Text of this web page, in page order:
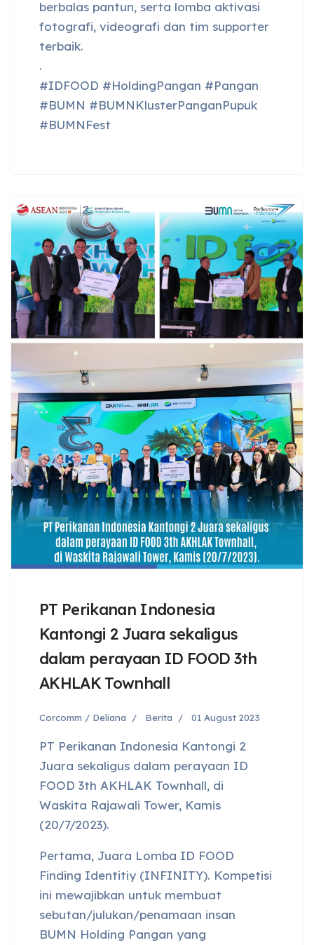
berbalas pantun, serta lomba aktivasi
fotografi, videografi dan tim supporter
terbaik.
.
#IDFOOD #HoldingPangan #Pangan
#BUMN #BUMNKlusterPanganPupuk
#BUMNFest
PT Perikanan Indonesia
Kantongi 2 Juara sekaligus
dalam perayaan ID FOOD 3th
AKHLAK Townhall
Corcomm / Deliana Berita 01 August 2023
PT Perikanan Indonesia Kantongi 2
Juara sekaligus dalam perayaan ID
FOOD 3th AKHLAK Townhall, di
Waskita Rajawali Tower, Kamis
(20/7/2023).
Pertama, Juara Lomba ID FOOD
Finding Identitiy (INFINITY). Kompetisi
ini mewajibkan untuk membuat
sebutan/julukan/penamaan insan
BUMN Holding Pangan yang